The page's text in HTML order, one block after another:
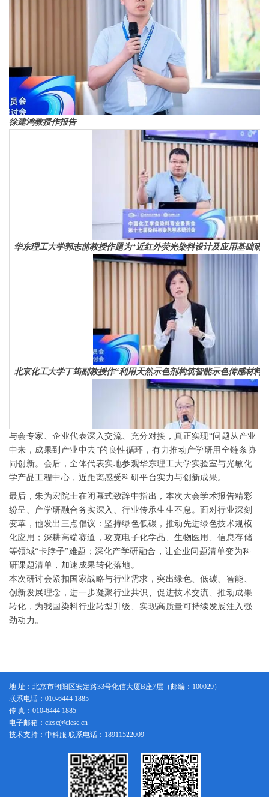
‌徐建鸿教授作报告
华东理工大学郭志前教授作题为“近红外荧光染料设计及应用基础研
北京化工大学丁筠副教授作“利用天然示色剂构筑智能示色传感材料”
郑州鸿盛数码田志荣高级工程师作“高温分散染料无水数码印花新方
大连理工大学马威教授作“活性染料无盐染色技术及应用”报告
与会专家、企业代表深入交流、充分对接，真正实现“问题从产业
中来，成果到产业中去”的良性循环，有力推动产学研用全链条协
同创新。会后，全体代表实地参观华东理工大学实验室与光敏化
学产品工程中心，近距离感受科研平台实力与创新成果。
最后，朱为宏院士在闭幕式致辞中指出，本次大会学术报告精彩
纷呈、产学研融合务实深入、行业传承生生不息。面对行业深刻
变革，他发出三点倡议：坚持绿色低碳，推动先进绿色技术规模
化应用；深耕高端赛道，攻克电子化学品、生物医用、信息存储
等领域“卡脖子”难题；深化产学研融合，让企业问题清单变为科
研课题清单，加速成果转化落地。
本次研讨会紧扣国家战略与行业需求，突出绿色、低碳、智能、
创新发展理念，进一步凝聚行业共识、促进技术交流、推动成果
转化，为我国染料行业转型升级、实现高质量可持续发展注入强
劲动力。
地 址：北京市朝阳区安定路33号化信大厦B座7层（邮编：100029）
联系电话：010-6444 1885
传 真：010-6444 1885
电子邮箱：ciesc@ciesc.cn
技术支持：中科服 联系电话：18911522009